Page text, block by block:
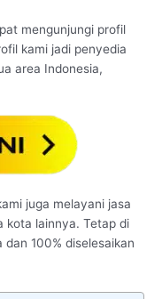
mengunjungi profil
kami jadi penyedia
area Indonesia,
juga melayani jasa
kota lainnya. Tetap di
100% diselesaikan